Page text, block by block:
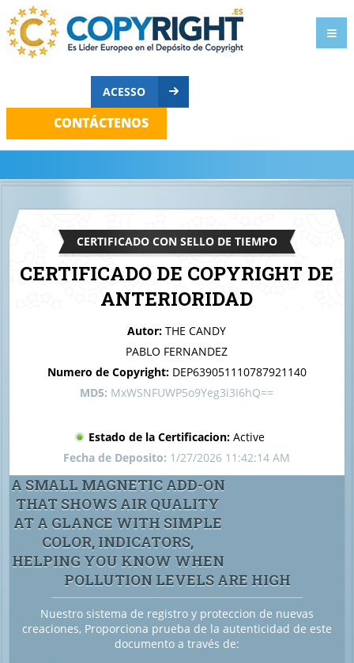
ACESSO
CONTÁCTENOS
CERTIFICADO CON SELLO DE TIEMPO
CERTIFICADO DE COPYRIGHT DE
ANTERIORIDAD
Air Clip Sensor
Autor: THE CANDY
PABLO FERNANDEZ
Numero de Copyright: DEP639051110787921140
MD5: MxWSNFUWP5o9Yeg3i3I6hQ==
Estado de la Certificacion: Active
Fecha de Deposito: 1/27/2026 11:42:14 AM
A SMALL MAGNETIC ADD-ON
THAT SHOWS AIR QUALITY
AT A GLANCE WITH SIMPLE
COLOR, INDICATORS,
HELPING YOU KNOW WHEN
POLLUTION LEVELS ARE HIGH
Nuestro sistema de registro y proteccion de nuevas
creaciones, Proporciona prueba de la autenticidad de este
documento a través de: